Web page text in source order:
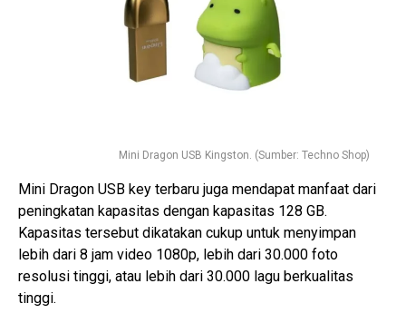
Mini Dragon USB Kingston. (Sumber: Techno Shop)
Mini Dragon USB key terbaru juga mendapat manfaat dari
peningkatan kapasitas dengan kapasitas 128 GB.
Kapasitas tersebut dikatakan cukup untuk menyimpan
lebih dari 8 jam video 1080p, lebih dari 30.000 foto
resolusi tinggi, atau lebih dari 30.000 lagu berkualitas
tinggi.